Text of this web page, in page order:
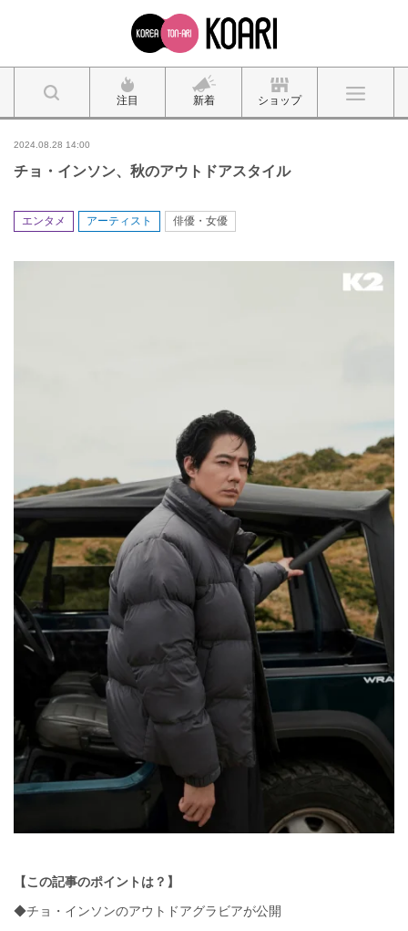
注目 新着 ショップ
2024.08.28 14:00
チョ・インソン、秋のアウトドアスタイル
エンタメ アーティスト 俳優・女優
【この記事のポイントは？】
◆チョ・インソンのアウトドアグラビアが公開